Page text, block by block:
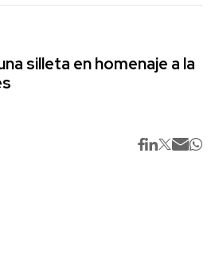
silleta en homenaje a la